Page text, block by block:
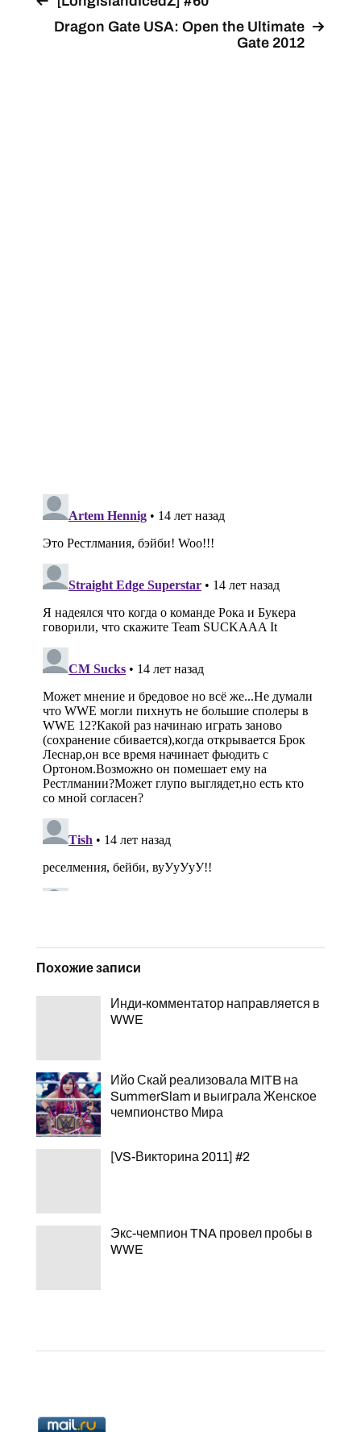
Dragon Gate USA: Open the Ultimate
Gate 2012
Похожие записи
Инди-комментатор направляется в
WWE
Ийо Скай реализовала MITB на
SummerSlam и выиграла Женское
чемпионство Мира
[VS-Викторина 2011] #2
Экс-чемпион TNA провел пробы в
WWE